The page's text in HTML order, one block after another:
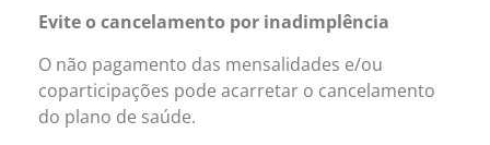
Evite o cancelamento por inadimplência
O não pagamento das mensalidades e/ou
coparticipações pode acarretar o cancelamento
do plano de saúde.